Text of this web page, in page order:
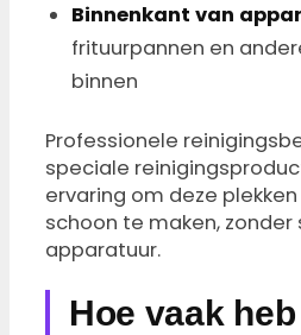
Binnenkant van
frituurpannen en
binnen
Professionele
speciale
ervaring om deze
schoon te maken, zonder
apparatuur.
Hoe vaak